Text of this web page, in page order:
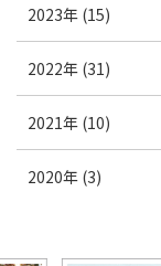
2023年 (15)
2022年 (31)
2021年 (10)
2020年 (3)